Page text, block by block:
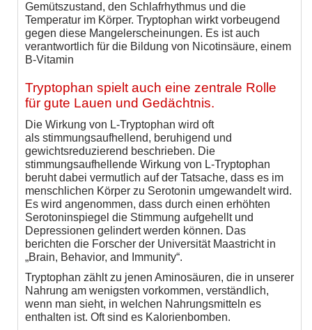
Gemütszustand, den Schlafrhythmus und die
Temperatur im Körper. Tryptophan wirkt vorbeugend
gegen diese Mangelerscheinungen. Es ist auch
verantwortlich für die Bildung von Nicotinsäure, einem
B-Vitamin
Tryptophan spielt auch eine zentrale Rolle
für gute Lauen und Gedächtnis.
Die Wirkung von L-Tryptophan wird oft
als stimmungsaufhellend, beruhigend und
gewichtsreduzierend beschrieben. Die
stimmungsaufhellende Wirkung von L-Tryptophan
beruht dabei vermutlich auf der Tatsache, dass es im
menschlichen Körper zu Serotonin umgewandelt wird.
Es wird angenommen, dass durch einen erhöhten
Serotoninspiegel die Stimmung aufgehellt und
Depressionen gelindert werden können. Das
berichten die Forscher der Universität Maastricht in
„Brain, Behavior, and Immunity“.
Tryptophan zählt zu jenen Aminosäuren, die in unserer
Nahrung am wenigsten vorkommen, verständlich,
wenn man sieht, in welchen Nahrungsmitteln es
enthalten ist. Oft sind es Kalorienbomben.